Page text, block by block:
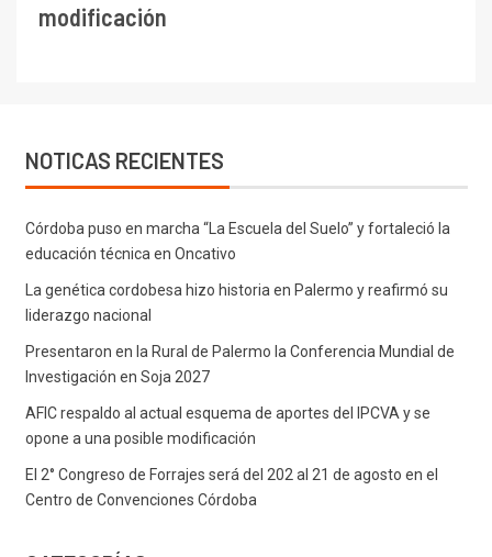
modificación
NOTICAS RECIENTES
Córdoba puso en marcha “La Escuela del Suelo” y fortaleció la
educación técnica en Oncativo
La genética cordobesa hizo historia en Palermo y reafirmó su
liderazgo nacional
Presentaron en la Rural de Palermo la Conferencia Mundial de
Investigación en Soja 2027
AFIC respaldo al actual esquema de aportes del IPCVA y se
opone a una posible modificación
El 2° Congreso de Forrajes será del 202 al 21 de agosto en el
Centro de Convenciones Córdoba